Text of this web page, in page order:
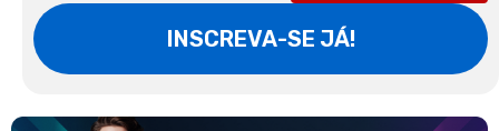
INSCREVA-SE JÁ!